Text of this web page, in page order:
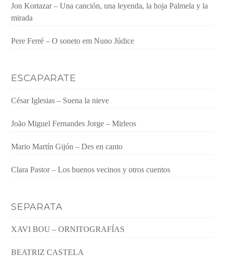
Jon Kortazar – Una canción, una leyenda, la hoja Palmela y la
mirada
Pere Ferré – O soneto em Nuno Júdice
ESCAPARATE
César Iglesias – Suena la nieve
João Miguel Fernandes Jorge – Mirleos
Mario Martín Gijón – Des en canto
Clara Pastor – Los buenos vecinos y otros cuentos
SEPARATA
XAVI BOU – ORNITOGRAFÍAS
BEATRIZ CASTELA